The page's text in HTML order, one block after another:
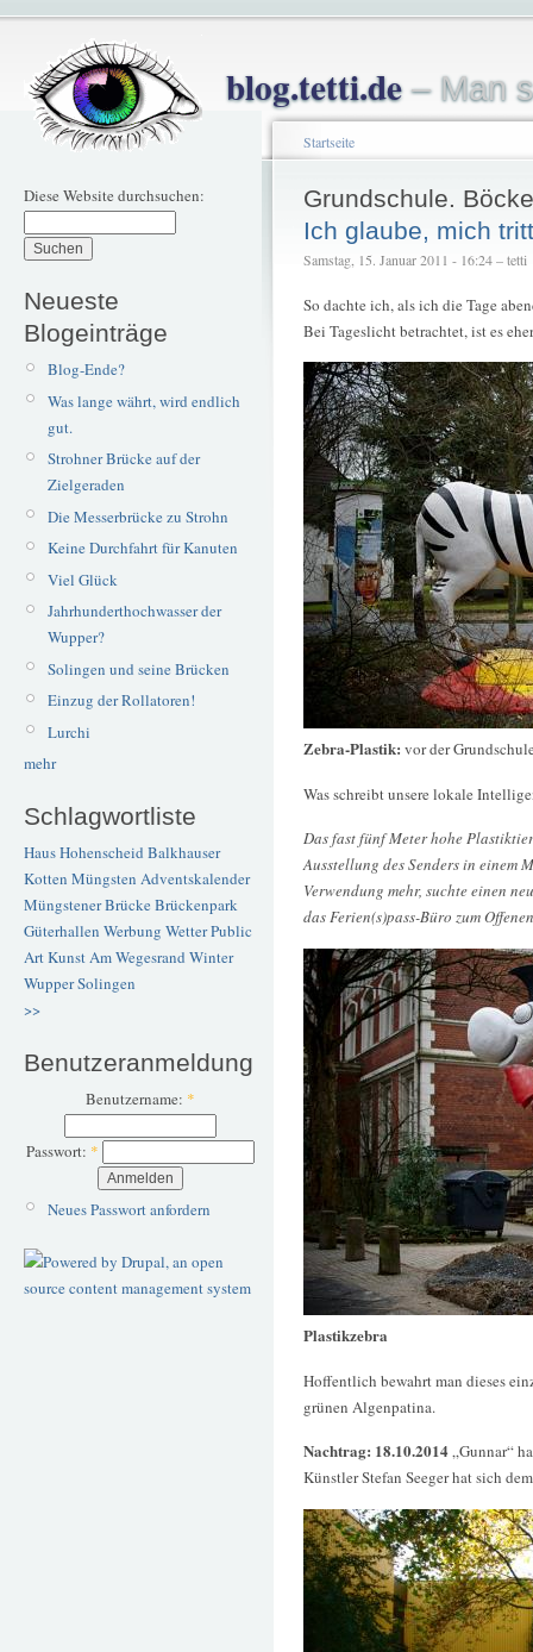
blog.tetti.de– Man
Diese Website durchsuchen:
Neueste
Blogeinträge
Blog-Ende?
Was lange währt, wird endlich
gut.
Strohner Brücke auf der
Zielgeraden
Die Messerbrücke zu Strohn
Keine Durchfahrt für Kanuten
Viel Glück
Jahrhunderthochwasser der
Wupper?
Solingen und seine Brücken
Einzug der Rollatoren!
Lurchi
mehr
Schlagwortliste
Haus Hohenscheid Balkhauser
Kotten Müngsten Adventskalender
Müngstener BrückeBrückenpark
Güterhallen Werbung WetterPublic
ArtKunstAm Wegesrand Winter
WupperSolingen
>>
Benutzeranmeldung
Benutzername: *
Passwort: *
Neues Passwort anfordern
Startseite
Grundschule.
Ich glaube, mich
Samstag, 15. Januar 2011 - 16:24 – tetti
So dachte ich, als ich die Tage
Bei Tageslicht betrachtet, ist es
Zebra-Plastik: vor der
Was schreibt unsere lokale
Das fast fünf Meter hohe
Ausstellung des Senders in einem
Verwendung mehr, suchte einen
das Ferien(s)pass-Büro zum
Plastikzebra
Hoffentlich bewahrt man dieses
grünen Algenpatina.
Nachtrag: 18.10.2014„Gunnar“
Künstler Stefan Seeger hat sich